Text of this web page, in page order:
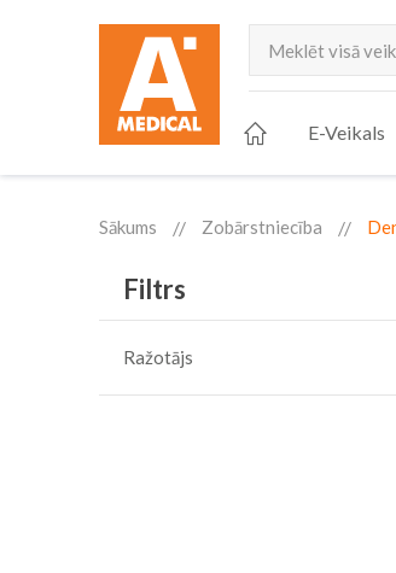
E-Veikals
Sākums Zobārstniecība
Filtrs
Ražotājs